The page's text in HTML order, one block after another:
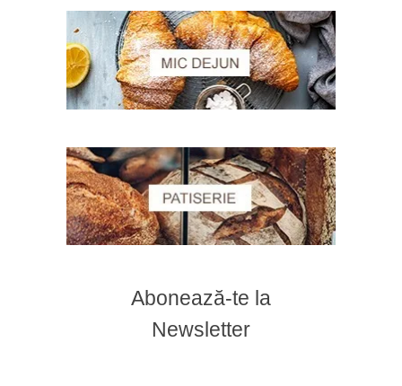
Abonează-te la
Newsletter